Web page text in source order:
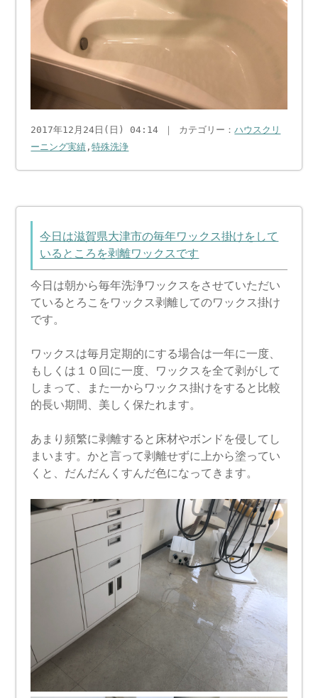
2017年12月24日(日) 04:14 ｜ カテゴリー：ハウスクリ
ーニング実績 ,特殊洗浄
今日は滋賀県大津市の毎年ワックス掛けをして
いるところを剥離ワックスです
今日は朝から毎年洗浄ワックスをさせていただい
ているとろこをワックス剥離してのワックス掛け
です。
ワックスは毎月定期的にする場合は一年に一度、
もしくは１０回に一度、ワックスを全て剥がして
しまって、また一からワックス掛けをすると比較
的長い期間、美しく保たれます。
あまり頻繁に剥離すると床材やボンドを侵してし
まいます。かと言って剥離せずに上から塗ってい
くと、だんだんくすんだ色になってきます。